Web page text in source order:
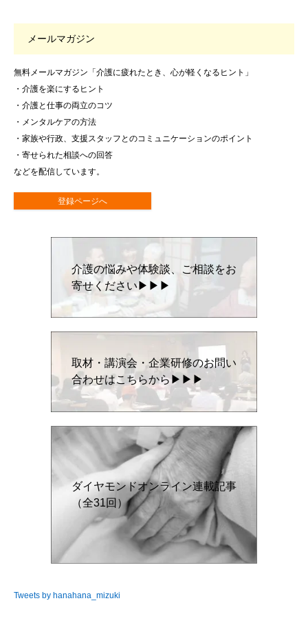
メールマガジン
無料メールマガジン「介護に疲れたとき、心が軽くなるヒント」
・介護を楽にするヒント
・介護と仕事の両立のコツ
・メンタルケアの方法
・家族や行政、支援スタッフとのコミュニケーションのポイント
・寄せられた相談への回答
などを配信しています。
登録ページへ
介護の悩みや体験談、ご相談をお
寄せください▶▶▶
取材・講演会・企業研修のお問い
合わせはこちらから▶▶▶
ダイヤモンドオンライン連載記事
（全31回）
Tweets by hanahana_mizuki